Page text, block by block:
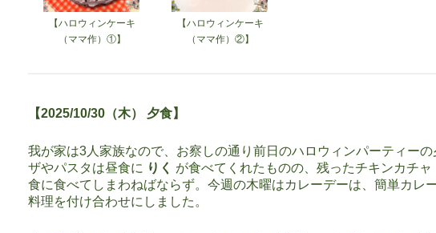
【ハロウィンケーキ
（ママ作）①】
【ハロウィンケーキ
（ママ作）②】
【2025/10/30（木） 夕食】
我が家は3人家族なので、お察しの通り前日のハロウィンパーティー
ザやパスタは昼食に りく が食べてくれたものの、残ったチキンカチ
食に食べてしまわねばならず。今週の木曜はカレーデーは、簡単カレ
料理を付け合わせにしました。